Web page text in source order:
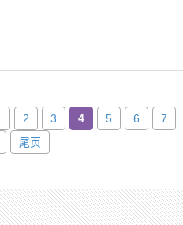
2 3 4 5 6
7
尾页